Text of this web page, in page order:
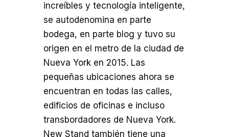
increíbles y tecnología inteligente,
se autodenomina en parte
bodega, en parte blog y tuvo su
origen en el metro de la ciudad de
Nueva York en 2015. Las
pequeñas ubicaciones ahora se
encuentran en todas las calles,
edificios de oficinas e incluso
transbordadores de Nueva York.
New Stand también tiene una